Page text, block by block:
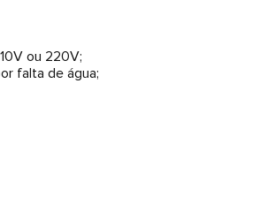
ou 220V;
falta de água;